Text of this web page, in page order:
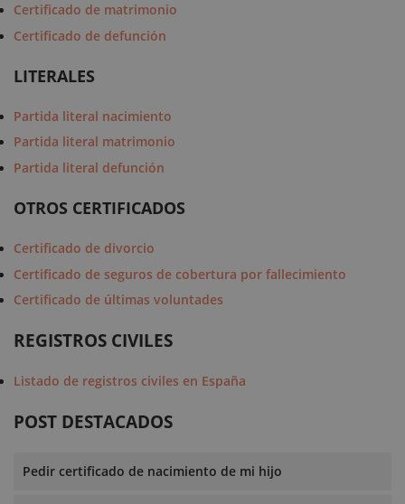
Certificado de matrimonio
Certificado de defunción
LITERALES
Partida literal nacimiento
Partida literal matrimonio
Partida literal defunción
OTROS CERTIFICADOS
Certificado de divorcio
Certificado de seguros de cobertura por fallecimiento
Certificado de últimas voluntades
REGISTROS CIVILES
Listado de registros civiles en España
POST DESTACADOS
Pedir certificado de nacimiento de mi hijo